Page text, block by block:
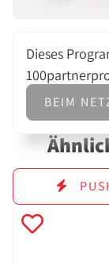
Dieses
BEIM